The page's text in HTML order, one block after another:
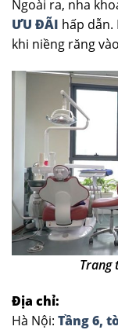
Ngoài ra, nha
ƯU ĐÃI hấp dẫn.
khi niềng răng
Trang
Địa chỉ:
Hà Nội: Tầng 6,